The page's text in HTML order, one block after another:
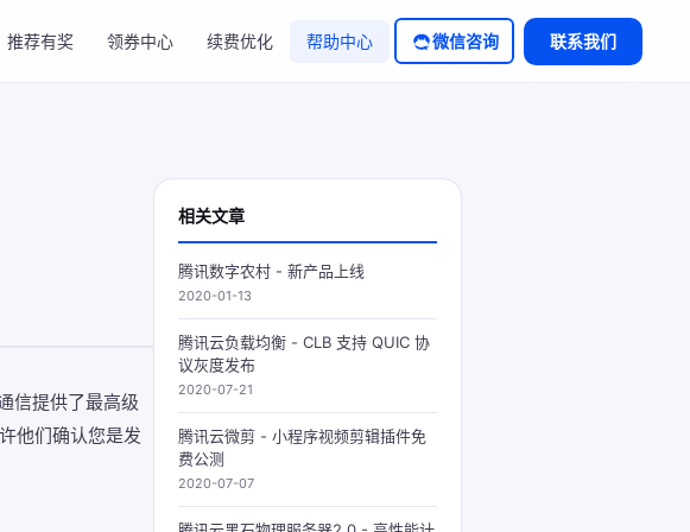
推荐有奖 领券中心 续费优化 帮助中心 微信咨询 联系我们
信提供了最高级
他们确认您是发
相关文章
腾讯数字农村 - 新产品上线
2020-01-13
腾讯云负载均衡 - CLB 支持 QUIC 协
议灰度发布
2020-07-21
腾讯云微剪 - 小程序视频剪辑插件免
费公测
2020-07-07